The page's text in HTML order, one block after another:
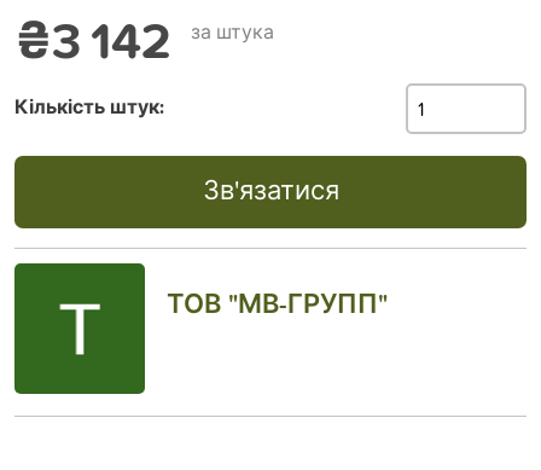
₴3 142 за штука
Кількість штук:
Зв'язатися
ТОВ "МВ-ГРУПП"